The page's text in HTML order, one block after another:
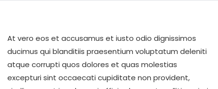
At vero eos et accusamus et iusto odio dignissimos
ducimus qui blanditiis praesentium voluptatum deleniti
atque corrupti quos dolores et quas molestias
excepturi sint occaecati cupiditate non provident,